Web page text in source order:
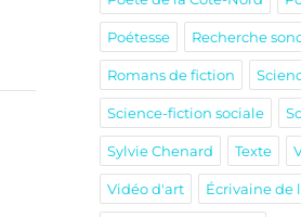
Poétesse Recherche
Romans de fiction
Science-fiction sociale
Sylvie Chenard Texte
Vidéo d'art Écrivaine de